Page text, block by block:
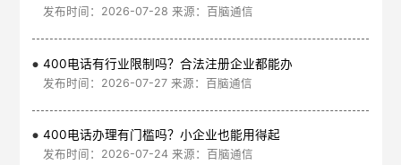
发布时间：2026-07-28 来源：百脑通信
400电话有行业限制吗？合法注册企业都能办
发布时间：2026-07-27 来源：百脑通信
400电话办理有门槛吗？小企业也能用得起
发布时间：2026-07-24 来源：百脑通信